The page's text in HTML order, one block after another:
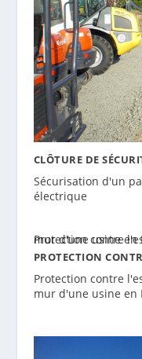
CLÔTURE DE
Sécurisation d'un
électrique
PROTECTION
Protection contre
mur d'une usine en